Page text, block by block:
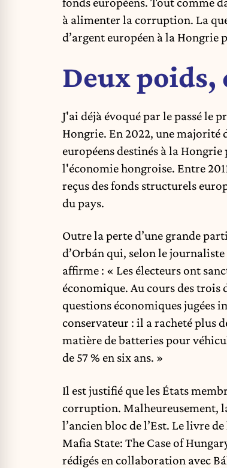
à alimenter la corruption. La
d’argent européen à la
Deux poids,
J'ai déjà évoquépar le passé le
Hongrie. En 2022, une majorité
européens destinés à la
l'économie hongroise. Entre
reçus des fonds structurels
du pays.
Outre la perte d’une grande
d’Orbán qui, selon le
affirme : « Les électeurs ont
économique. Au cours des trois
questions économiques jugées
conservateur : il a racheté plus
matière de batteries pour
de 57 % en six ans. »
Il est justifié que les États
corruption. Malheureusement,
l’ancien bloc de l’Est. Le livre
Mafia State: The Case of
rédigésen collaboration avec